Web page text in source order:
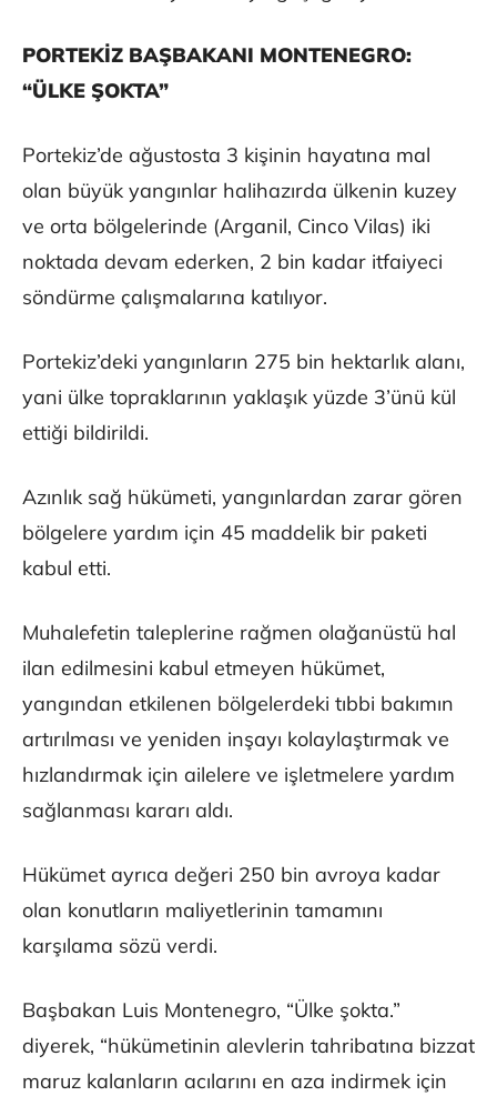
PORTEKİZ BAŞBAKANI MONTENEGRO:
“ÜLKE ŞOKTA”
Portekiz’de ağustosta 3 kişinin hayatına mal
olan büyük yangınlar halihazırda ülkenin kuzey
ve orta bölgelerinde (Arganil, Cinco Vilas) iki
noktada devam ederken, 2 bin kadar itfaiyeci
söndürme çalışmalarına katılıyor.
Portekiz’deki yangınların 275 bin hektarlık alanı,
yani ülke topraklarının yaklaşık yüzde 3’ünü kül
ettiği bildirildi.
Azınlık sağ hükümeti, yangınlardan zarar gören
bölgelere yardım için 45 maddelik bir paketi
kabul etti.
Muhalefetin taleplerine rağmen olağanüstü hal
ilan edilmesini kabul etmeyen hükümet,
yangından etkilenen bölgelerdeki tıbbi bakımın
artırılması ve yeniden inşayı kolaylaştırmak ve
hızlandırmak için ailelere ve işletmelere yardım
sağlanması kararı aldı.
Hükümet ayrıca değeri 250 bin avroya kadar
olan konutların maliyetlerinin tamamını
karşılama sözü verdi.
Başbakan Luis Montenegro, “Ülke şokta.”
diyerek, “hükümetinin alevlerin tahribatına bizzat
maruz kalanların acılarını en aza indirmek için